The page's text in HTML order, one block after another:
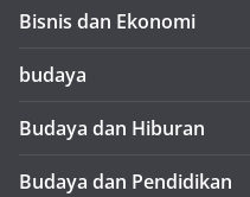
Bisnis dan Ekonomi
budaya
Budaya dan Hiburan
Budaya dan Pendidikan